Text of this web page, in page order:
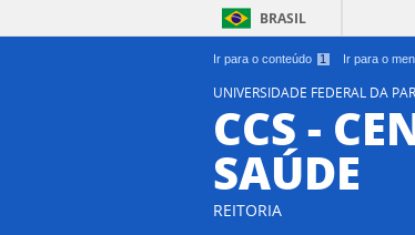
Ir para o conteúdo 1 Ir para o
BRASIL
UNIVERSIDADE FEDERAL DA
CCS -
SAÚDE
REITORIA